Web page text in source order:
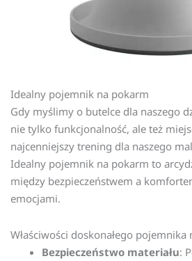
Idealny pojemnik na pokarm
Gdy myślimy o butelce dla naszego
nie tylko funkcjonalność, ale też
najcenniejszy trening dla naszego
Idealny pojemnik na pokarm to
między bezpieczeństwem a
emocjami.
Właściwości doskonałego pojemnika
Bezpieczeństwo materiału: